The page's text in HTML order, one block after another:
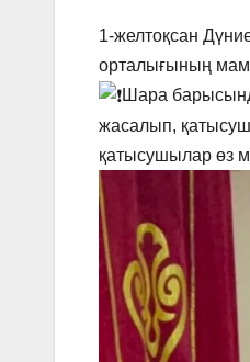
1-желтоқсан
орталығының
Шара
жасалып,
қатысушылар өз